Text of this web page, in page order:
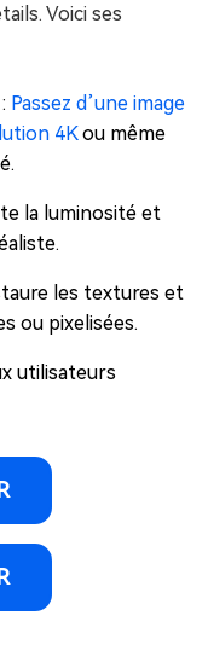
Voici ses
: Passez d’une image
4Kou même
la luminosité et
les textures et
ou pixelisées.
utilisateurs